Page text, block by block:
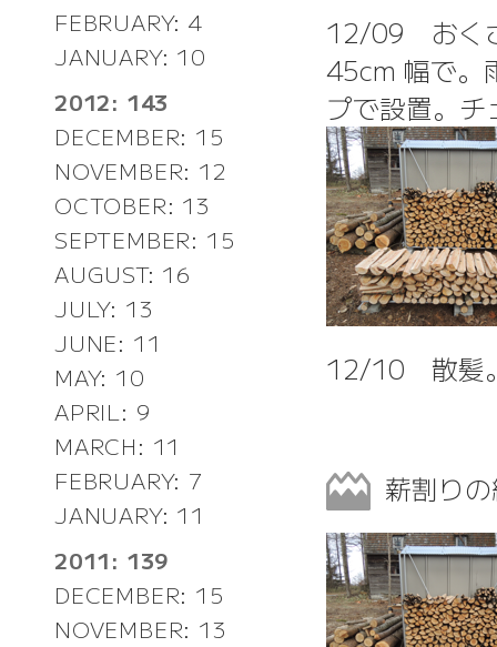
FEBRUARY: 4
JANUARY: 10
2012: 143
DECEMBER: 15
NOVEMBER: 12
OCTOBER: 13
SEPTEMBER: 15
AUGUST: 16
JULY: 13
JUNE: 11
MAY: 10
APRIL: 9
MARCH: 11
FEBRUARY: 7
JANUARY: 11
2011: 139
DECEMBER: 15
NOVEMBER: 13
12/09 おく
45cm 幅で。
プで設置。
12/10 散髪
薪割り